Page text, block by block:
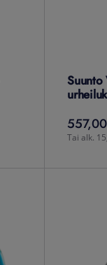
Suunto
557,00
557,00
Tai alk.